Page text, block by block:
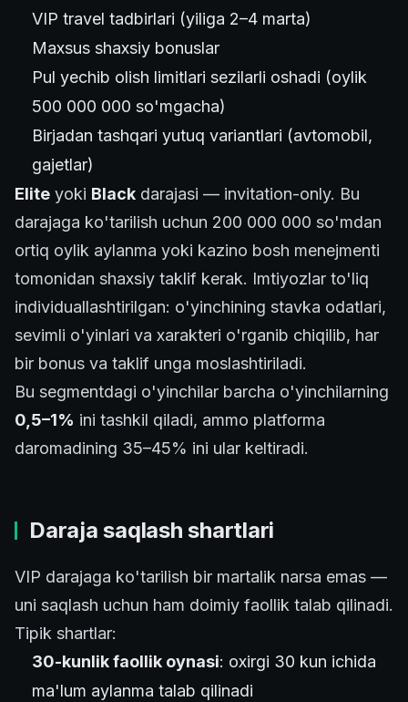
VIP travel tadbirlari (yiliga 2–4 marta)
Maxsus shaxsiy bonuslar
Pul yechib olish limitlari sezilarli oshadi (oylik
500 000 000 so'mgacha)
Birjadan tashqari yutuq variantlari (avtomobil,
gajetlar)
Elite yoki Black darajasi — invitation-only. Bu
darajaga ko'tarilish uchun 200 000 000 so'mdan
ortiq oylik aylanma yoki kazino bosh menejmenti
tomonidan shaxsiy taklif kerak. Imtiyozlar to'liq
individuallashtirilgan: o'yinchining stavka odatlari,
sevimli o'yinlari va xarakteri o'rganib chiqilib, har
bir bonus va taklif unga moslashtiriladi.
Bu segmentdagi o'yinchilar barcha o'yinchilarning
0,5–1% ini tashkil qiladi, ammo platforma
daromadining 35–45% ini ular keltiradi.
Daraja saqlash shartlari
VIP darajaga ko'tarilish bir martalik narsa emas —
uni saqlash uchun ham doimiy faollik talab qilinadi.
Tipik shartlar:
30-kunlik faollik oynasi: oxirgi 30 kun ichida
ma'lum aylanma talab qilinadi